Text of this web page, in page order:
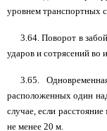
уровнем транспортных
3.64. Поворот в
ударов и сотрясений во
3.65.
расположенных один
случае, если
не менее 20 м.